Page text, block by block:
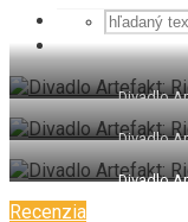
Divadlo
Divadlo
Divadlo
Recenzia